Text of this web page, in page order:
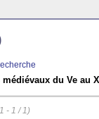
du Ve au
- 1 / 1)